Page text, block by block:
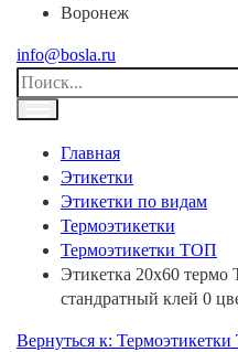
Воронеж
info@bosla.ru
Главная
Этикетки
Этикетки по видам
Термоэтикетки
Термоэтикетки ТОП
Этикетка 20х60 термо
стандратный клей 0
Вернуться к: